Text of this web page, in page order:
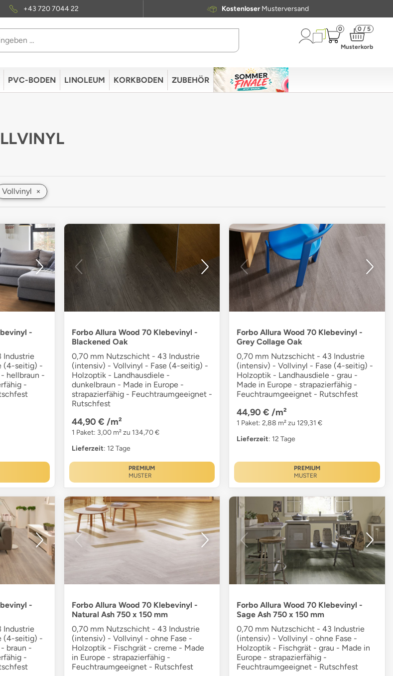
+43 720 7044 22 Kostenloser Musterversand
0 0 / 5
Musterkorb
PVC-BODEN LINOLEUM KORKBODEN ZUBEHÖR
Vollvinyl ×
-
Industrie
(4-seitig) -
hellbraun -
-
Forbo Allura Wood 70 Klebevinyl -
Blackened Oak
0,70 mm Nutzschicht - 43 Industrie
(intensiv) - Vollvinyl - Fase (4-seitig) -
Holzoptik - Landhausdiele -
dunkelbraun - Made in Europe -
strapazierfähig - Feuchtraumgeeignet -
Rutschfest
44,90 € /m²
1 Paket: 3,00 m² zu 134,70 €
Lieferzeit: 12 Tage
PREMIUM
MUSTER
Forbo Allura Wood 70 Klebevinyl -
Grey Collage Oak
0,70 mm Nutzschicht - 43 Industrie
(intensiv) - Vollvinyl - Fase (4-seitig) -
Holzoptik - Landhausdiele - grau -
Made in Europe - strapazierfähig -
Feuchtraumgeeignet - Rutschfest
44,90 € /m²
1 Paket: 2,88 m² zu 129,31 €
Lieferzeit: 12 Tage
PREMIUM
MUSTER
-
Industrie
(4-seitig) -
braun -
-
Forbo Allura Wood 70 Klebevinyl -
Natural Ash 750 x 150 mm
0,70 mm Nutzschicht - 43 Industrie
(intensiv) - Vollvinyl - ohne Fase -
Holzoptik - Fischgrät - creme - Made
in Europe - strapazierfähig -
Feuchtraumgeeignet - Rutschfest
Forbo Allura Wood 70 Klebevinyl -
Sage Ash 750 x 150 mm
0,70 mm Nutzschicht - 43 Industrie
(intensiv) - Vollvinyl - ohne Fase -
Holzoptik - Fischgrät - grau - Made in
Europe - strapazierfähig -
Feuchtraumgeeignet - Rutschfest